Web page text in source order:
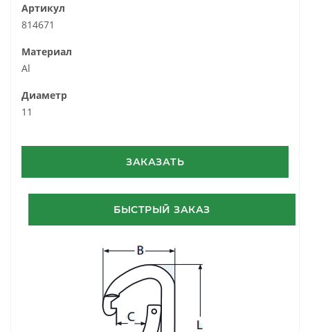
Артикул
814671
Материал
Al
Диаметр
11
ЗАКАЗАТЬ
БЫСТРЫЙ ЗАКАЗ